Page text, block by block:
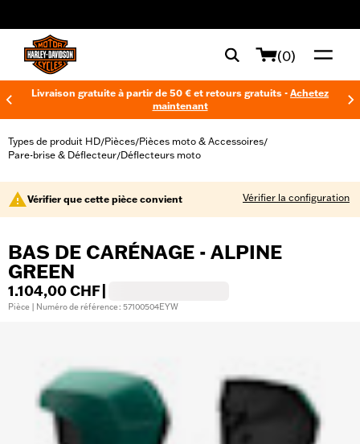
(0)
Livraison gratuite à partir de 50 € et retours gratuits - Achetez
maintenant
Types de produit HD/Pièces/Pièces moto & Accessoires/
Pare-brise & Déflecteur/Déflecteurs moto
Vérifier que cette pièce convient Vérifier la configuration
BAS DE CARÉNAGE - ALPINE
GREEN
1.104,00 CHF
Pièce | Numéro de référence : 57100504EYW